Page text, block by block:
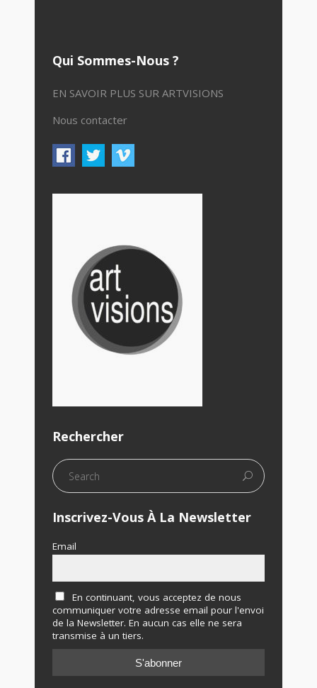
Qui Sommes-Nous ?
EN SAVOIR PLUS SUR ARTVISIONS
Nous contacter
Rechercher
Inscrivez-Vous À La Newsletter
Email
En continuant, vous acceptez de nous
communiquer votre adresse email pour l'envoi
de la Newsletter. En aucun cas elle ne sera
transmise à un tiers.